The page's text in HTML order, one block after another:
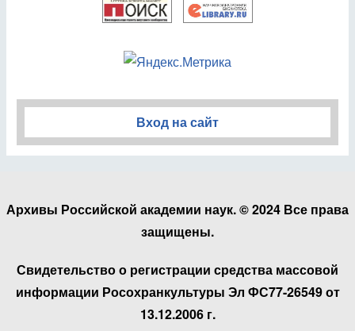
Вход на сайт
Архивы Российской академии наук. © 2024 Все права
защищены.
Свидетельство о регистрации средства массовой
информации Росохранкультуры Эл ФС77-26549 от
13.12.2006 г.